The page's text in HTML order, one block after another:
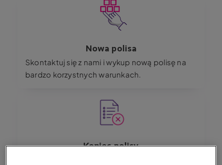
Image
Nowa polisa
Skontaktuj się z nami i wykup nową polisę na
bardzo korzystnych warunkach.
Image
Koniec polisy